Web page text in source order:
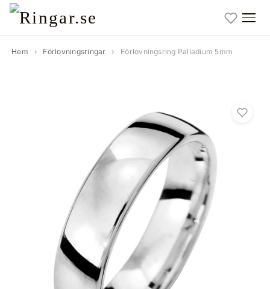
Hem › Förlovningsringar › Förlovningsring Palladium 5mm